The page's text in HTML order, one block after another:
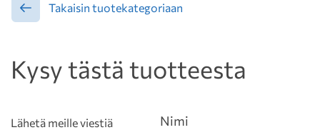
Takaisin tuotekategoriaan
Kysy tästä tuotteesta
Lähetä meille viestiä
Nimi